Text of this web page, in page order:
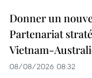
Donner un
Partenariat
Vietnam-
08/08/2026 08:32